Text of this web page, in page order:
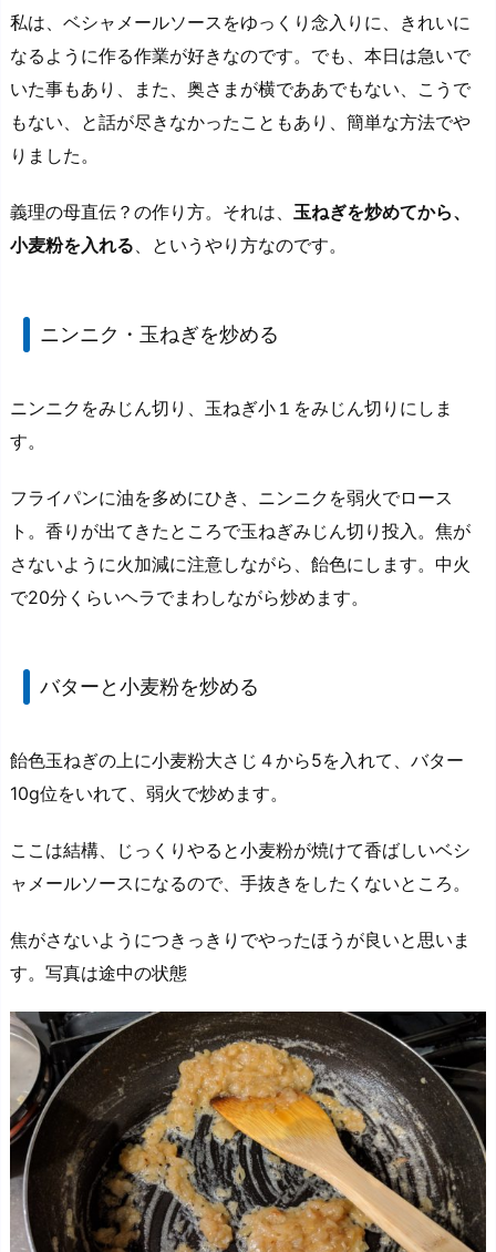
私は、ベシャメールソースをゆっくり念入りに、きれいに
なるように作る作業が好きなのです。でも、本日は急いで
いた事もあり、また、奥さまが横でああでもない、こうで
もない、と話が尽きなかったこともあり、簡単な方法でや
りました。
義理の母直伝？の作り方。それは、 玉ねぎを炒めてから、
小麦粉を入れる 、というやり方なのです。
ニンニク・玉ねぎを炒める
ニンニクをみじん切り、玉ねぎ小１をみじん切りにしま
す。
フライパンに油を多めにひき、ニンニクを弱火でロース
ト。香りが出てきたところで玉ねぎみじん切り投入。焦が
さないように火加減に注意しながら、飴色にします。中火
で20分くらいヘラでまわしながら炒めます。
バターと小麦粉を炒める
飴色玉ねぎの上に小麦粉大さじ４から5を入れて、バター
10g位をいれて、弱火で炒めます。
ここは結構、じっくりやると小麦粉が焼けて香ばしいベシ
ャメールソースになるので、手抜きをしたくないところ。
焦がさないようにつきっきりでやったほうが良いと思いま
す。写真は途中の状態